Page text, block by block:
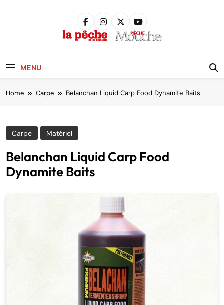
MENU
Home Carpe Belanchan Liquid Carp Food Dynamite Baits
Carpe Matériel
Belanchan Liquid Carp Food
Dynamite Baits